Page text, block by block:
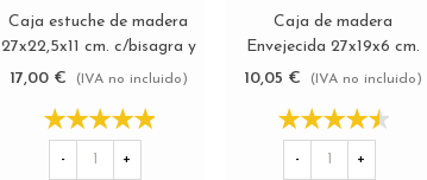
Ver más
Caja estuche de madera
27x22,5x11 cm. c/bisagra y
broche Ref.P35C45BS
17,00 € (IVA no incluido)
- +
Ver más
Caja de madera
Envejecida 27x19x6 cm.
c/bisagra, broche y división
10,05 € (IVA no incluido)
- +